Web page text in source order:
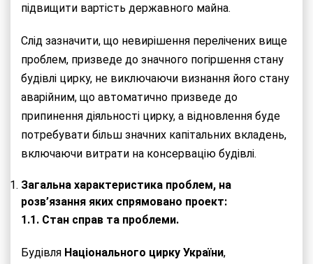
підвищити вартість державного майна.
Слід зазначити, що невирішення перелічених вище
проблем, призведе до значного погіршення стану
будівлі цирку, не виключаючи визнання його стану
аварійним, що автоматично призведе до
припинення діяльності цирку, а відновлення буде
потребувати більш значних капітальних вкладень,
включаючи витрати на консервацію будівлі.
Загальна характеристика проблем, на
розв’язання яких спрямовано проект:
1.1. Стан справ та проблеми.
Будівля Національного цирку України,